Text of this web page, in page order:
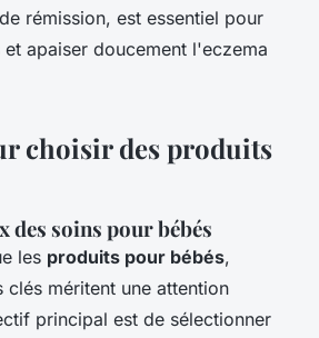
rémission, est essentiel pour
apaiser doucement l'eczema
choisir des produits
des soins pour bébés
les produits pour bébés,
clés méritent une attention
principal est de sélectionner